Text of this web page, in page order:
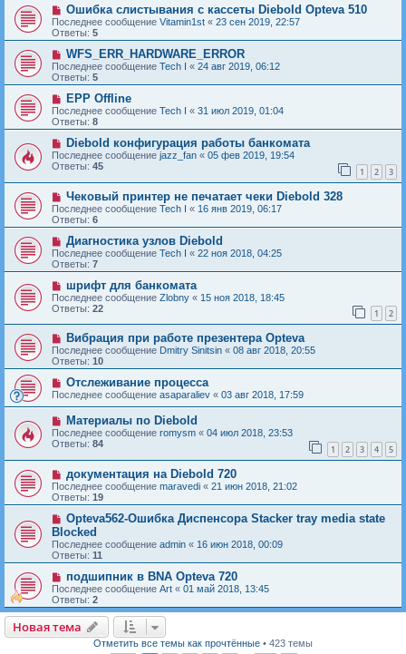
Ошибка слистывания с кассеты Diebold Opteva 510
Последнее сообщение Vitamin1st « 23 сен 2019, 22:57
Ответы: 5
WFS_ERR_HARDWARE_ERROR
Последнее сообщение Tech I « 24 авг 2019, 06:12
Ответы: 5
EPP Offline
Последнее сообщение Tech I « 31 июл 2019, 01:04
Ответы: 8
Diebold конфигурация работы банкомата
Последнее сообщение jazz_fan « 05 фев 2019, 19:54
Ответы: 45 1 2 3
Чековый принтер не печатает чеки Diebold 328
Последнее сообщение Tech I « 16 янв 2019, 06:17
Ответы: 6
Диагностика узлов Diebold
Последнее сообщение Tech I « 22 ноя 2018, 04:25
Ответы: 7
шрифт для банкомата
Последнее сообщение Zlobny « 15 ноя 2018, 18:45
Ответы: 22 1 2
Вибрация при работе презентера Opteva
Последнее сообщение Dmitry Sinitsin « 08 авг 2018, 20:55
Ответы: 10
Отслеживание процесса
Последнее сообщение asaparaliev « 03 авг 2018, 17:59
Материалы по Diebold
Последнее сообщение romysm « 04 июл 2018, 23:53
Ответы: 84 1 2 3 4 5
документация на Diebold 720
Последнее сообщение maravedi « 21 июн 2018, 21:02
Ответы: 19
Opteva562-Ошибка Диспенсора Stacker tray media state
Blocked
Последнее сообщение admin « 16 июн 2018, 00:09
Ответы: 11
подшипник в BNA Opteva 720
Последнее сообщение Art « 01 май 2018, 13:45
Ответы: 2
Новая тема
Новаятема
Отметить все темы как прочтённые • 423 темы